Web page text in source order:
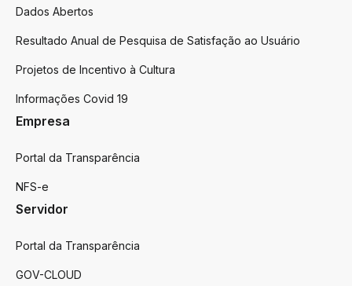
Dados Abertos
Resultado Anual de Pesquisa de Satisfação ao Usuário
Projetos de Incentivo à Cultura
Informações Covid 19
Empresa
Portal da Transparência
NFS-e
Servidor
Portal da Transparência
GOV-CLOUD